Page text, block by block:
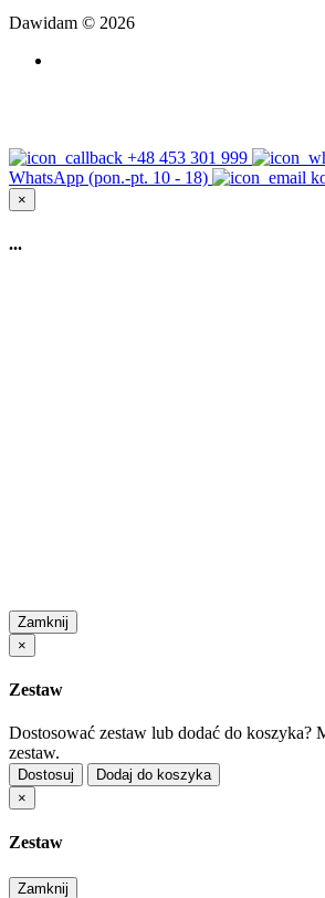
Dawidam © 2026
+48 453 301 999
WhatsApp (pon.-pt. 10 - 18)
×
...
Zamknij
×
Zestaw
Dostosować zestaw lub dodać do koszyka?
zestaw.
Dostosuj
Dodaj do koszyka
×
Zestaw
Zamknij